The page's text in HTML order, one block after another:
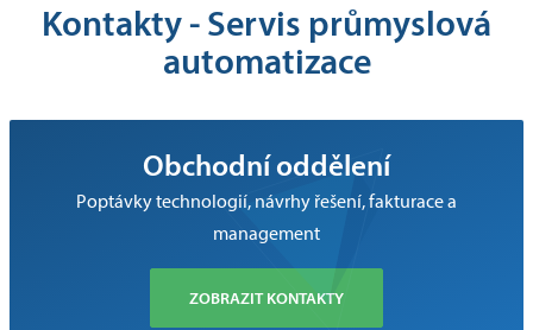
Kontakty - Servis průmyslová
automatizace
Obchodní oddělení
Poptávky technologií, návrhy řešení, fakturace a
management
ZOBRAZIT KONTAKTY